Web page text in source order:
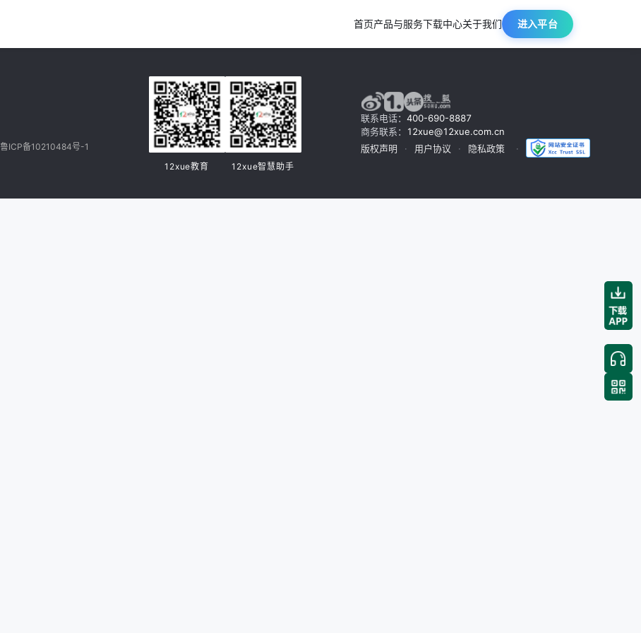
首页产品与服务下载中心关于我们 进入平台
鲁ICP备10210484号-1
12xue教育
12xue智慧助手
联系电话： 400-690-8887
商务联系：
12xue@12xue.com.cn
版权声明
用户协议 隐私政策